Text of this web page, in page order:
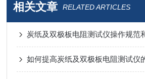
相关文章 RELATED ARTICLES
炭纸及双极板电阻测试仪操作规范
如何提高炭纸及双极板电阻测试仪